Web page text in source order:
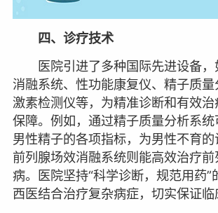
四、诊疗技术
医院引进了多种国际先进设备，
消融系统、性功能康复仪、精子质
激素检测仪等，为精准诊断和有效
保障。例如，通过精子质量分析系
男性精子的各项指标，为男性不育
前列腺场效消融系统则能高效治疗
病。医院坚持“科学诊断，规范用药”
西医结合治疗复杂病症，切实保证临